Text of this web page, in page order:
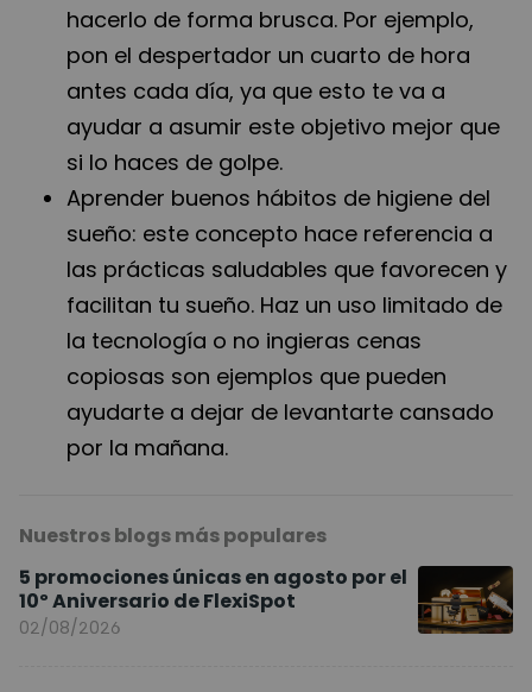
hacerlo de forma brusca. Por ejemplo,
pon el despertador un cuarto de hora
antes cada día, ya que esto te va a
ayudar a asumir este objetivo mejor que
si lo haces de golpe.
Aprender buenos hábitos de higiene del
sueño: este concepto hace referencia a
las prácticas saludables que favorecen y
facilitan tu sueño. Haz un uso limitado de
la tecnología o no ingieras cenas
copiosas son ejemplos que pueden
ayudarte a dejar de levantarte cansado
por la mañana.
Nuestros blogs más populares
5 promociones únicas en agosto por el
10º Aniversario de FlexiSpot
02/08/2026